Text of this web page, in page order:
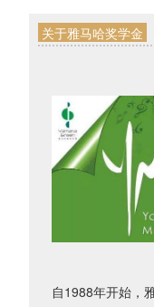
关于雅马哈奖学金
自1988年开始，